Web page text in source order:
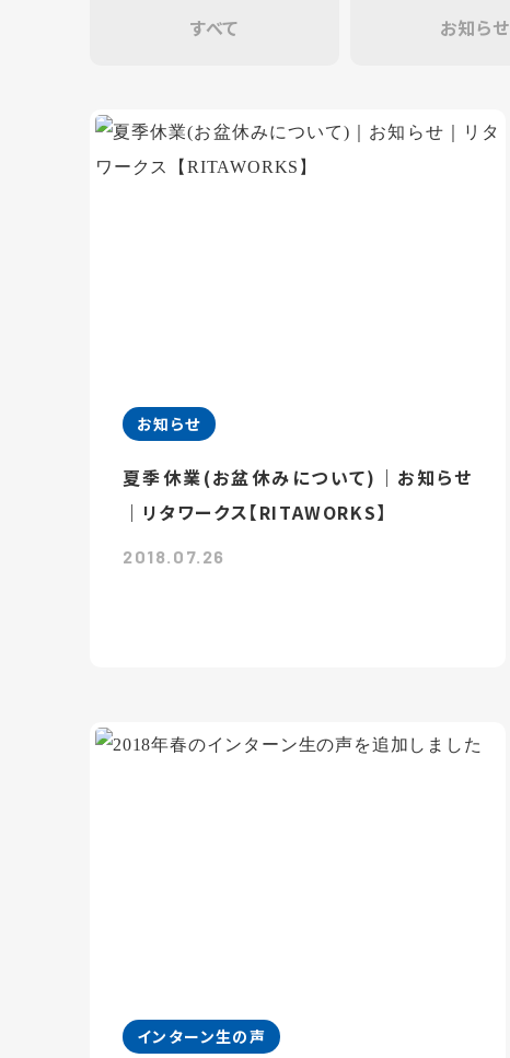
すべて お知らせ
お知らせ
夏季休業(お盆休みについて)｜お知らせ
｜リタワークス【RITAWORKS】
2018.07.26
インターン生の声